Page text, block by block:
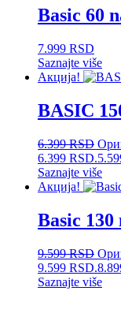
Basic 60
7.999 RSD
Saznajte više
Акција!
BASIC
6.399RSD
6.399 RSD.
Saznajte više
Акција!
Basic
9.599RSD
9.599 RSD.
Saznajte više